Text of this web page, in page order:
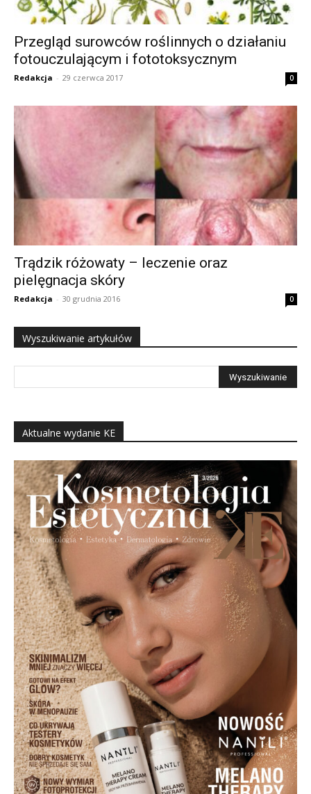
Przegląd surowców roślinnych o działaniu
fotouczulającym i fototoksycznym
Redakcja - 29 czerwca 2017 0
Trądzik różowaty – leczenie oraz
pielęgnacja skóry
Redakcja - 30 grudnia 2016 0
Wyszukiwanie artykułów
Aktualne wydanie KE